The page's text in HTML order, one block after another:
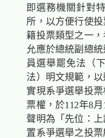
即選務機關針對
所，以方便行使
籍投票類型之一
允應於總統副總
員選舉罷免法（
法）明文規範，
實現系爭選舉投
票權，於112年8
聲明為「 先位：
置系爭選舉之投